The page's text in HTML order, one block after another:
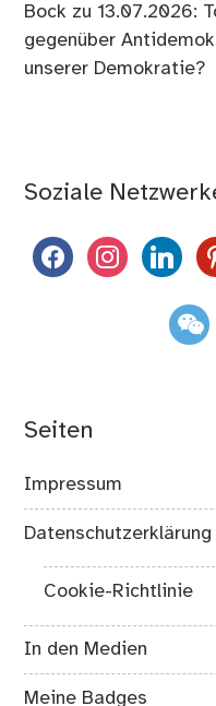
Bock zu13.07.2026:
gegenüber
unserer Demokratie?
Soziale
facebookinstagramlinkedin
weixin
Seiten
Impressum
Datenschutzerklärung
Cookie-Richtlinie
In den Medien
Meine Badges